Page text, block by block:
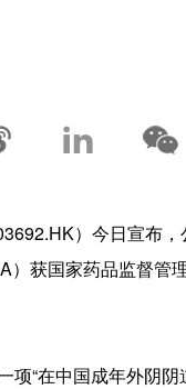
）今日宣布
获国家药品监督管
“在中国成年外阴